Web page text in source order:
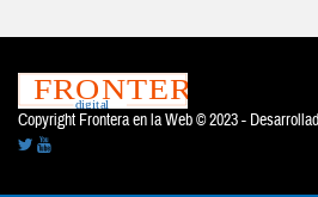
Copyright Frontera en la Web © 2023 -